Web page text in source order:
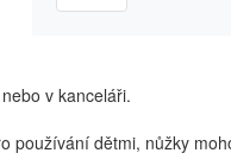
v kanceláři.
dětmi, nůžky